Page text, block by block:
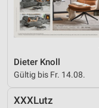
Dieter Knoll
Gültig bis Fr. 14.08.
XXXLutz